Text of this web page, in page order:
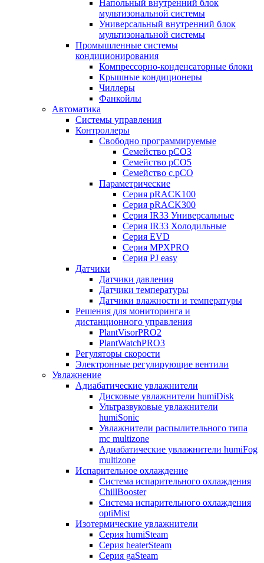
Напольный внутренний блок
мультизональной системы
Универсальный внутренний блок
мультизональной системы
Промышленные системы
кондиционирования
Компрессорно-конденсаторные блоки
Крышные кондиционеры
Чиллеры
Фанкойлы
Автоматика
Системы управления
Контроллеры
Свободно программируемые
Семейство pCO3
Семейство pCO5
Семейство c.pCO
Параметрические
Серия pRACK100
Серия pRACK300
Серия IR33 Универсальные
Серия IR33 Холодильные
Серия EVD
Серия MPXPRO
Серия PJ easy
Датчики
Датчики давления
Датчики температуры
Датчики влажности и температуры
Решения для мониторинга и
дистанционного управления
PlantVisorPRO2
PlantWatchPRO3
Регуляторы скорости
Электронные регулирующие вентили
Увлажнение
Адиабатические увлажнители
Дисковые увлажнители humiDisk
Ультразвуковые увлажнители
humiSonic
Увлажнители распылительного типа
mc multizone
Адиабатические увлажнители humiFog
multizone
Испарительное охлаждение
Система испарительного охлаждения
ChillBooster
Система испарительного охлаждения
optiMist
Изотермические увлажнители
Серия humiSteam
Серия heaterSteam
Серия gaSteam